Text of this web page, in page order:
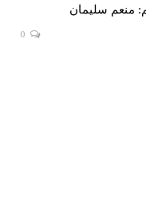
منعم سليمان